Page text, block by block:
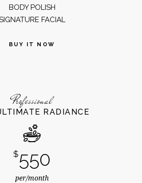
BODY POLISH
FACIAL
BUY IT NOW
Professional
RADIANCE
$550
per/month